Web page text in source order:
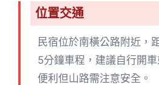
位置交通
民宿位於南橫公路附近，
5分鐘車程，建議自行開
便利但山路需注意安全。